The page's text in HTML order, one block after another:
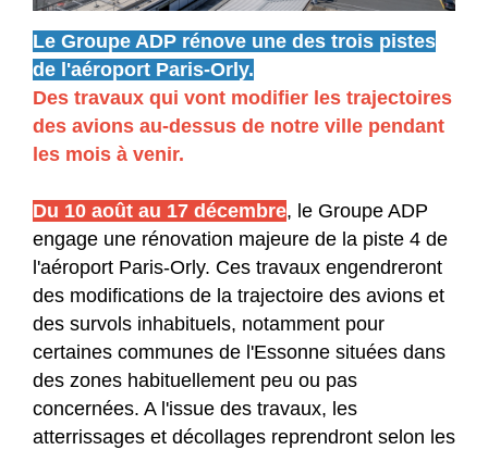
Le Groupe ADP rénove une des trois pistes
de l'aéroport Paris-Orly.
Des travaux qui vont modifier les trajectoires
des avions au-dessus de notre ville pendant
les mois à venir.
Du 10 août au 17 décembre, le Groupe ADP
engage une rénovation majeure de la piste 4 de
l'aéroport Paris-Orly. Ces travaux engendreront
des modifications de la trajectoire des avions et
des survols inhabituels, notamment pour
certaines communes de l'Essonne situées dans
des zones habituellement peu ou pas
concernées. A l'issue des travaux, les
atterrissages et décollages reprendront selon les